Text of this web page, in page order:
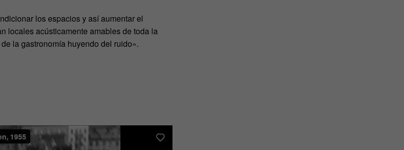
los espacios y así aumentar el
locales acústicamente amables de toda la
la gastronomía huyendo del ruido».